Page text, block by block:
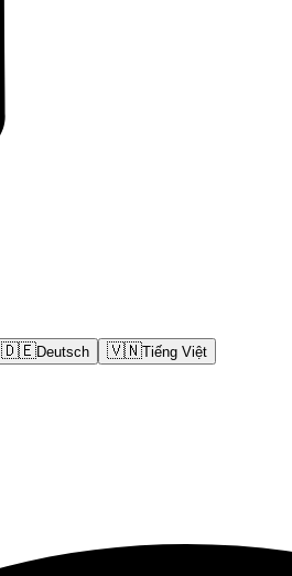
🇩🇪Deutsch 🇻🇳Tiếng Việt